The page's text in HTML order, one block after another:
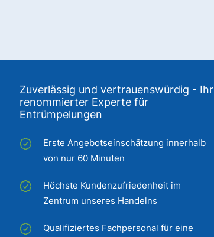
Zuverlässig und vertrauenswürdig - Ihr
renommierter Experte für
Entrümpelungen
Erste Angebotseinschätzung innerhalb
von nur 60 Minuten
Höchste Kundenzufriedenheit im
Zentrum unseres Handelns
Qualifiziertes Fachpersonal für eine